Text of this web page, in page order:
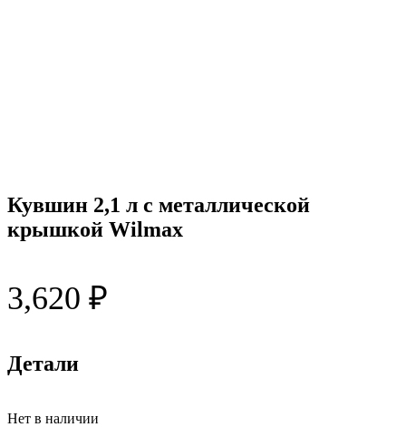
Кувшин 2,1 л с металлической
крышкой Wilmax
3,620 ₽
Детали
Нет в наличии